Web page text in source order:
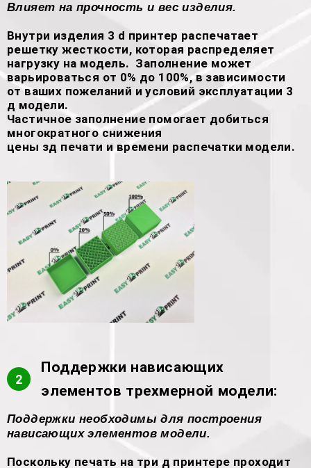
Влияет на прочность и вес изделия.
Внутри изделия 3 d принтер распечатает
решетку жесткости, которая распределяет
нагрузку на модель. Заполнение может
варьироваться от 0% до 100%, в зависимости
от ваших пожеланий и условий эксплуатации 3
д модели.
Частичное заполнение помогает добиться
многократного снижения
цены зд печати и времени распечатки модели.
2
Поддержки нависающих
элементов трехмерной модели:
Поддержки необходимы для построения
нависающих элементов модели.
Поскольку печать на три д принтере проходит